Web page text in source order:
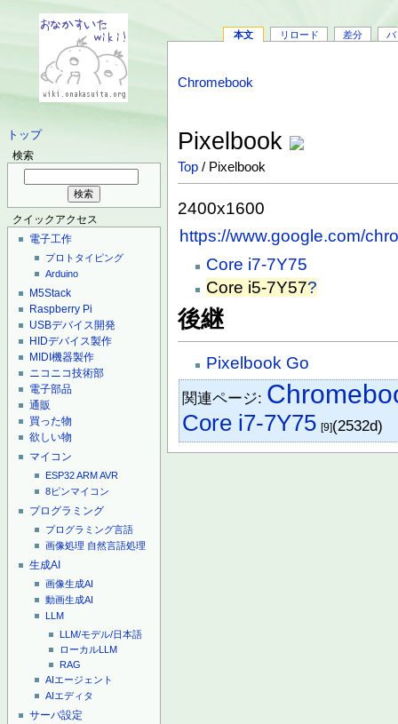
トップ
検索
クイックアクセス
電子工作
プロトタイピング
Arduino
M5Stack
Raspberry Pi
USBデバイス開発
HIDデバイス製作
MIDI機器製作
ニコニコ技術部
電子部品
通販
買った物
欲しい物
マイコン
ESP32ARMAVR
8ピンマイコン
プログラミング
プログラミング言語
画像処理 自然言語処理
生成AI
画像生成AI
動画生成AI
LLM
LLM/モデル/日本語
ローカルLLM
RAG
AIエージェント
AIエディタ
サーバ設定
本文 リロード 差分 バ
Chromebook
Pixelbook
Top / Pixelbook
2400x1600
https://www.google.com/
Core i7-7Y75
Core i5-7Y57?
後継
Pixelbook Go
関連ページ:
Core i7-7Y75 [9](2532d)